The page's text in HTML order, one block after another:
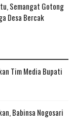
Semangat Gotong
Desa Bercak
Tim Media Bupati
Babinsa Nogosari